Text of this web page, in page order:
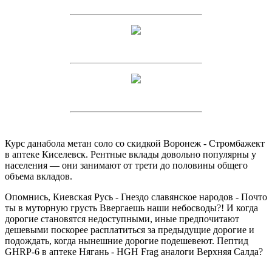
Курс данабола метан соло со скидкой Воронеж - Стромбажект
в аптеке Киселевск. Рентные вклады довольно популярны у
населения — они занимают от трети до половины общего
объема вкладов.
Опомнись, Киевская Русь - Гнездо славянское народов - Почто
ты в муторную грусть Ввергаешь наши небосводы?! И когда
дорогие становятся недоступными, иные предпочитают
дешевыми поскорее расплатиться за предыдущие дорогие и
подождать, когда нынешние дорогие подешевеют. Пептид
GHRP-6 в аптеке Нягань - HGH Frag аналоги Верхняя Салда?